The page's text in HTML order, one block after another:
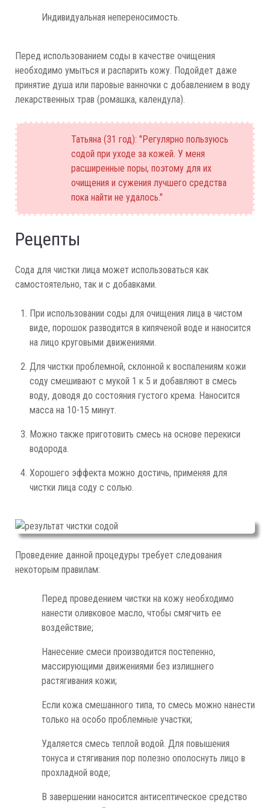
Индивидуальная непереносимость.
Перед использованием соды в качестве очищения
необходимо умыться и распарить кожу. Подойдет даже
принятие душа или паровые ванночки с добавлением в воду
лекарственных трав (ромашка, календула).
Татьяна (31 год): "Регулярно пользуюсь
содой при уходе за кожей. У меня
расширенные поры, поэтому для их
очищения и сужения лучшего средства
пока найти не удалось."
Рецепты
Сода для чистки лица может использоваться как
самостоятельно, так и с добавками.
При использовании соды для очищения лица в чистом
виде, порошок разводится в кипяченой воде и наносится
на лицо круговыми движениями.
Для чистки проблемной, склонной к воспалениям кожи
соду смешивают с мукой 1 к 5 и добавляют в смесь
воду, доводя до состояния густого крема. Наносится
масса на 10-15 минут.
Можно также приготовить смесь на основе перекиси
водорода.
Хорошего эффекта можно достичь, применяя для
чистки лица соду с солью.
Проведение данной процедуры требует следования
некоторым правилам:
Перед проведением чистки на кожу необходимо
нанести оливковое масло, чтобы смягчить ее
воздействие;
Нанесение смеси производится постепенно,
массирующими движениями без излишнего
растягивания кожи;
Если кожа смешанного типа, то смесь можно нанести
только на особо проблемные участки;
Удаляется смесь теплой водой. Для повышения
тонуса и стягивания пор полезно ополоснуть лицо в
прохладной воде;
В завершении наносится антисептическое средство